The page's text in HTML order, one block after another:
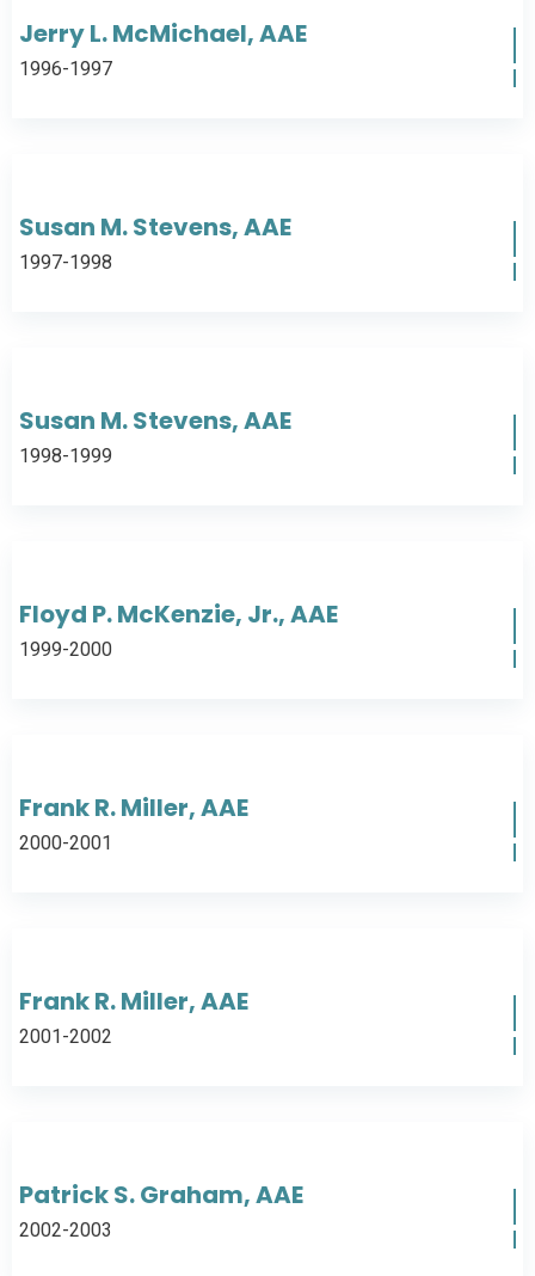
Jerry L. McMichael, AAE
1996-1997
Susan M. Stevens, AAE
1997-1998
Susan M. Stevens, AAE
1998-1999
Floyd P. McKenzie, Jr., AAE
1999-2000
Frank R. Miller, AAE
2000-2001
Frank R. Miller, AAE
2001-2002
Patrick S. Graham, AAE
2002-2003